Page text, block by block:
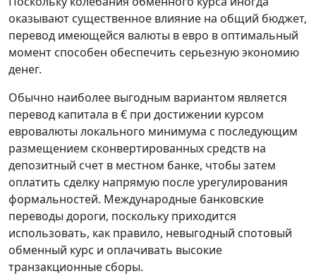
оказывают существенное влияние на общий бюджет,
перевод имеющейся валюты в евро в оптимальный
момент способен обеспечить серьезную экономию
денег.
Обычно наиболее выгодным вариантом является
перевод капитала в € при достижении курсом
евровалюты локального минимума с последующим
размещением сконвертированных средств на
депозитный счет в местном банке, чтобы затем
оплатить сделку напрямую после урегулирования
формальностей. Международные банковские
переводы дороги, поскольку приходится
использовать, как правило, невыгодный спотовый
обменный курс и оплачивать высокие
транзакционные сборы.